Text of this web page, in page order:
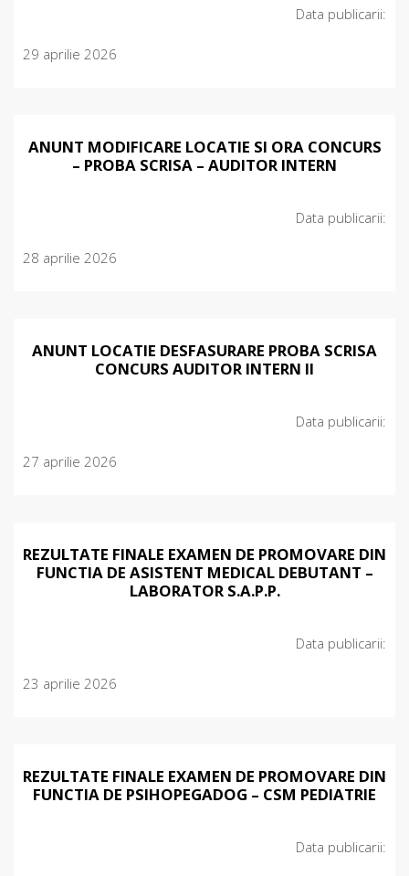
Data publicarii:
29 aprilie 2026
ANUNT MODIFICARE LOCATIE SI ORA CONCURS
– PROBA SCRISA – AUDITOR INTERN
Data publicarii:
28 aprilie 2026
ANUNT LOCATIE DESFASURARE PROBA SCRISA
CONCURS AUDITOR INTERN II
Data publicarii:
27 aprilie 2026
REZULTATE FINALE EXAMEN DE PROMOVARE DIN
FUNCTIA DE ASISTENT MEDICAL DEBUTANT –
LABORATOR S.A.P.P.
Data publicarii:
23 aprilie 2026
REZULTATE FINALE EXAMEN DE PROMOVARE DIN
FUNCTIA DE PSIHOPEGADOG – CSM PEDIATRIE
Data publicarii: